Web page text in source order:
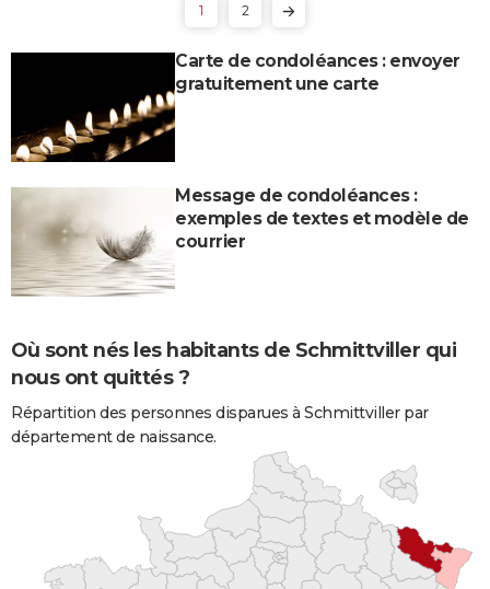
1 2
Carte de condoléances : envoyer
gratuitement une carte
Message de condoléances :
exemples de textes et modèle de
courrier
Où sont nés les habitants de Schmittviller qui
nous ont quittés ?
Répartition des personnes disparues à Schmittviller par
département de naissance.